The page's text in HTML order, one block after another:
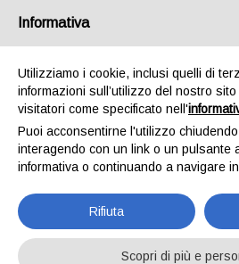
BIERSTUBE
FESTUNG
Informativa
Utilizziamo i cookie, inclusi quelli di
informazioni sull’utilizzo del nostro
visitatori come specificato nell'
Puoi acconsentirne l'utilizzo
interagendo con un link o un pulsante
informativa o continuando a navigare
Rifiuta
Scopri di più e